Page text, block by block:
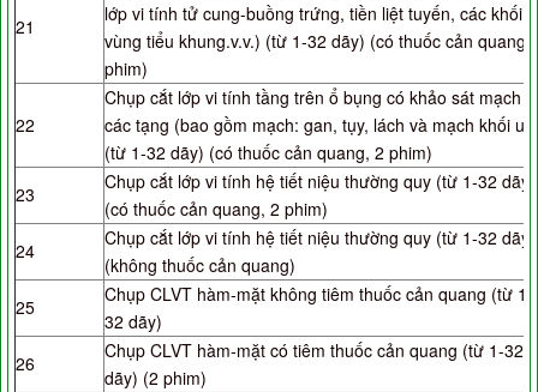
21
lớp vi tính tử cung-buồng trứng, tiền liệt tuyến, các khối u
vùng tiểu khung.v.v.) (từ 1-32 dãy) (có thuốc cản quang,
phim)
22
Chụp cắt lớp vi tính tầng trên ổ bụng có khảo sát mạch
các tạng (bao gồm mạch: gan, tụy, lách và mạch khối u)
(từ 1-32 dãy) (có thuốc cản quang, 2 phim)
23
Chụp cắt lớp vi tính hệ tiết niệu thường quy (từ 1-32 dãy)
(có thuốc cản quang, 2 phim)
24
Chụp cắt lớp vi tính hệ tiết niệu thường quy (từ 1-32 dãy)
(không thuốc cản quang)
25
Chụp CLVT hàm-mặt không tiêm thuốc cản quang (từ 1-
32 dãy)
26
Chụp CLVT hàm-mặt có tiêm thuốc cản quang (từ 1-32
dãy) (2 phim)